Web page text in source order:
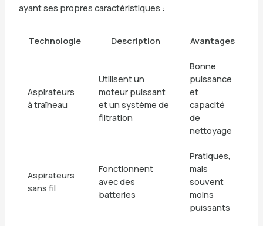
ayant ses propres caractéristiques :
Technologie Description Avantages
Aspirateurs
à traîneau
Utilisent un
moteur puissant
et un système de
filtration
Bonne
puissance
et
capacité
de
nettoyage
Aspirateurs
sans fil
Fonctionnent
avec des
batteries
Pratiques,
mais
souvent
moins
puissants